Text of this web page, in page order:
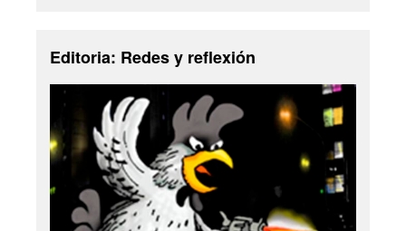
Editoria: Redes y reflexión